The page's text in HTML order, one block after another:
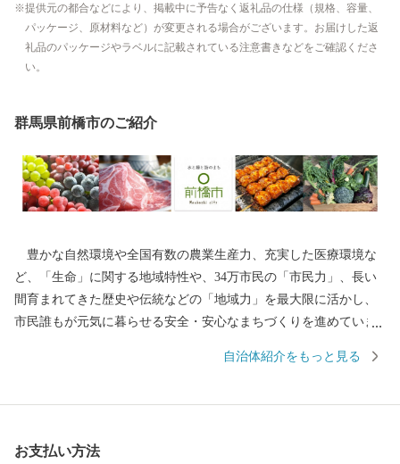
提供元の都合などにより、掲載中に予告なく返礼品の仕様（規格、容量、
パッケージ、原材料など）が変更される場合がございます。お届けした返
礼品のパッケージやラベルに記載されている注意書きなどをご確認くださ
い。
群馬県前橋市のご紹介
豊かな自然環境や全国有数の農業生産力、充実した医療環境な
ど、「生命」に関する地域特性や、34万市民の「市民力」、長い
間育まれてきた歴史や伝統などの「地域力」を最大限に活かし、
市民誰もが元気に暮らせる安全・安心なまちづくりを進めていま
もに事業を推進したい13のプロジェクトコース と市長一任コース
づくりにご協力いただくとともに、本市在住の皆様におかれて
自治体紹介をもっと見る
お支払い方法